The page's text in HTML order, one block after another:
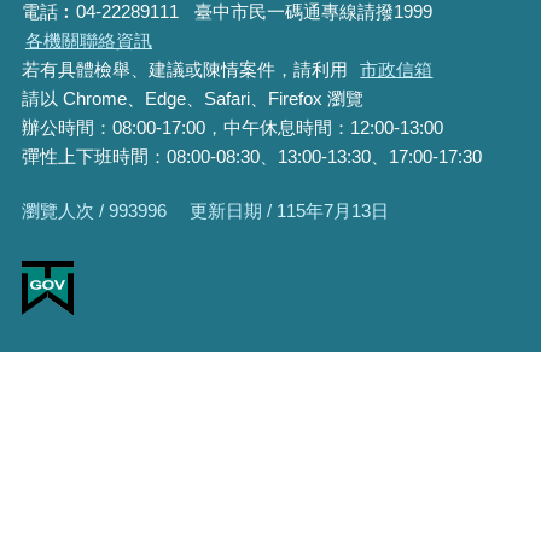
電話︰04-22289111
臺中市民一碼通專線請撥1999
各機關聯絡資訊
若有具體檢舉、建議或陳情案件，請利用
市政信箱
請以 Chrome、Edge、Safari、Firefox 瀏覽
辦公時間：08:00-17:00，中午休息時間：12:00-13:00
彈性上下班時間：08:00-08:30、13:00-13:30、17:00-17:30
瀏覽人次 / 993996 更新日期 / 115年7月13日